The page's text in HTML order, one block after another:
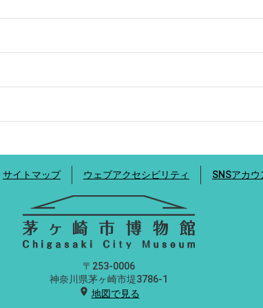
サイトマップ ウェブアクセシビリティ SNSアカ
〒253-0006
神奈川県茅ヶ崎市堤3786-1
location_on 地図で見る